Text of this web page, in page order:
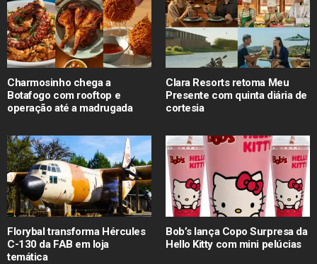
Charmosinho chega a
Botafogo com rooftop e
operação até a madrugada
Clara Resorts retoma Meu
Presente com quinta diária de
cortesia
Florybal transforma Hércules
C-130 da FAB em loja
temática
Bob’s lança Copo Surpresa da
Hello Kitty com mini pelúcias